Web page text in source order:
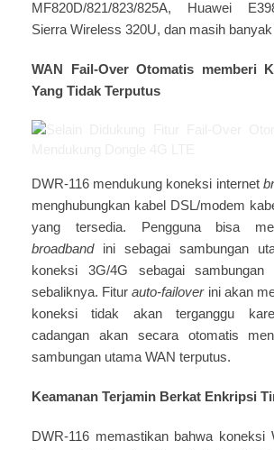
MF820D/821/823/825A, Huawei
Sierra Wireless 320U, dan masih banyak
WAN Fail-Over Otomatis memberi
Yang Tidak Terputus
DWR-116 mendukung koneksi internet
menghubungkan kabel DSL/modem
yang tersedia. Pengguna bisa
broadbandini sebagai sambungan
koneksi 3G/4G sebagai sambungan
sebaliknya. Fiturauto-failoverini akan
koneksi tidak akan terganggu
cadangan akan secara otomatis
sambungan utama WAN terputus.
Keamanan Terjamin Berkat Enkripsi
DWR-116 memastikan bahwa koneksi